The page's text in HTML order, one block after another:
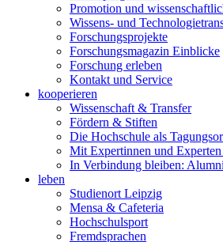
Promotion und
Wissens- und
Forschungsprojekte
Forschungsmagazin Einblicke
Forschung erleben
Kontakt und Service
kooperieren
Wissenschaft & Transfer
Fördern & Stiften
Die Hochschule als
Mit Expertinnen und
In Verbindung bleiben: Alumni
leben
Studienort Leipzig
Mensa & Cafeteria
Hochschulsport
Fremdsprachen